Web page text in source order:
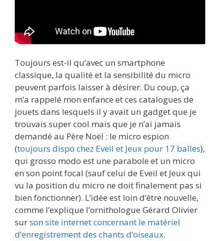
Toujours est-il qu’avec un smartphone
classique, la qualité et la sensibilité du micro
peuvent parfois laisser à désirer. Du coup, ça
m’a rappelé mon enfance et ces catalogues de
jouets dans lesquels il y avait un gadget que je
trouvais super cool mais que je n’ai jamais
demandé au Père Noël : le micro espion
(toujours dispo chez Eveil et Jeux pour 17 balles),
qui grosso modo est une parabole et un micro
en son point focal (sauf celui de Eveil et Jeux qui
vu la position du micro ne doit finalement pas si
bien fonctionner). L’idée est loin d’être nouvelle,
comme l’explique l’ornithologue Gérard Olivier
surson site internet concernant le matériel
d’enregistrement des chants d’oiseaux.